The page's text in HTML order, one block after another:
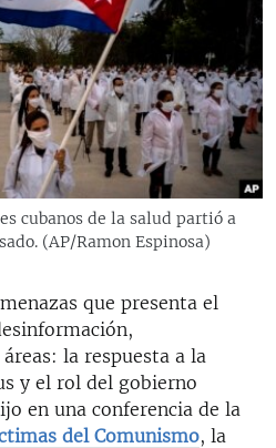
EN CUBA
AMÉRICA LATINA
cubanos de la salud partió a
(AP/Ramon Espinosa)
que presenta el
la respuesta a la
y el rol del gobierno
en una conferencia de la
del Comunismo, la